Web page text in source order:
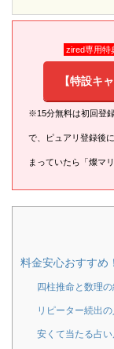
zired専用特
【特設キ
※15分無料は初回登
で、ピュアリ登録後
まっていたら「燦マ
料金安心おすすめ
四柱推命と数理
リピーター続出
安くて当たる占い